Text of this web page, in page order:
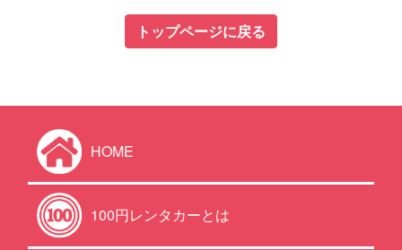
トップページに戻る
HOME
100円レンタカーとは